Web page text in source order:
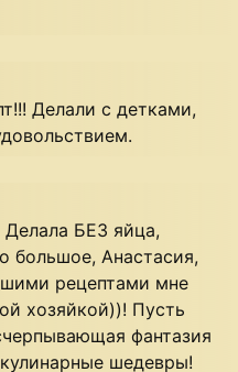
Делали с детками,
Делала БЕЗ яйца,
большое, Анастасия,
рецептами мне
хозяйкой))! Пусть
фантазия
шедевры!